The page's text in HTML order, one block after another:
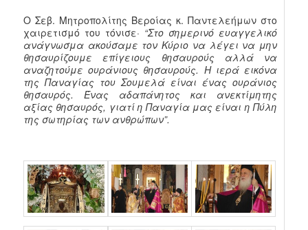
Ο Σεβ. Μητροπολίτης Βεροίας κ. Παντελεήμων στο
χαιρετισμό του τόνισε· “Στο σημερινό ευαγγελικό
ανάγνωσμα ακούσαμε τον Κύριο να λέγει να μην
θησαυρίζουμε επίγειους θησαυρούς αλλά να
αναζητούμε ουράνιους θησαυρούς. Η ιερά εικόνα
της Παναγίας του Σουμελά είναι ένας ουράνιος
θησαυρός. Ένας αδαπάνητος και ανεκτίμητης
αξίας θησαυρός, γιατί η Παναγία μας είναι η Πύλη
της σωτηρίας των ανθρώπων”.